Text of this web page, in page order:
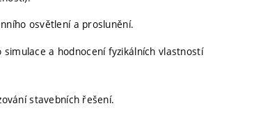
osvětlení a proslunění.
a hodnocení fyzikálních vlastností
stavebních řešení.